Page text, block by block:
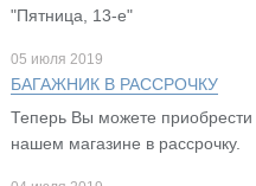
"Пятница, 13-е"
05 июля 2019
БАГАЖНИК В РАССРОЧКУ
Теперь Вы можете
нашем магазине в рассрочку.